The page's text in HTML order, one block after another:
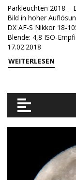
Parkleuchten 2018 –
Bild in hoher
DX AF-S Nikkor 18-
Blende: 4,8 ISO-
17.02.2018
WEITERLESEN